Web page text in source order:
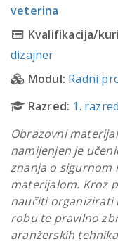
veterina
Kvalifikacija/
dizajner
Modul: Radni
Razred: 1. razred
Obrazovni
namijenjen je
znanja o sigurnom
materijalom. Kroz
naučiti organizirati
robu te pravilno
aranžerskih